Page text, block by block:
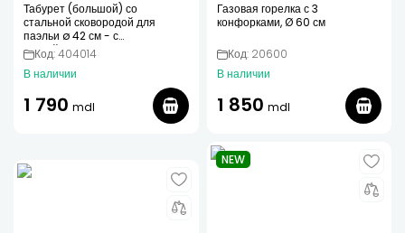
Табурет (большой) со
стальной сковородой для
паэльи ø 42 см - с
устройством защиты от
воспламенения
Код: 404014
В наличии
1 790 mdl
Газовая горелка с 3
конфорками, Ø 60 см
Код: 20600
В наличии
1 850 mdl
NEW